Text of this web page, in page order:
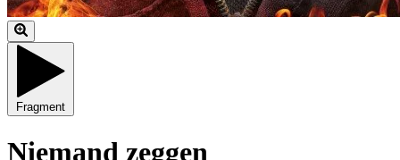
Fragment
Niemand zeggen